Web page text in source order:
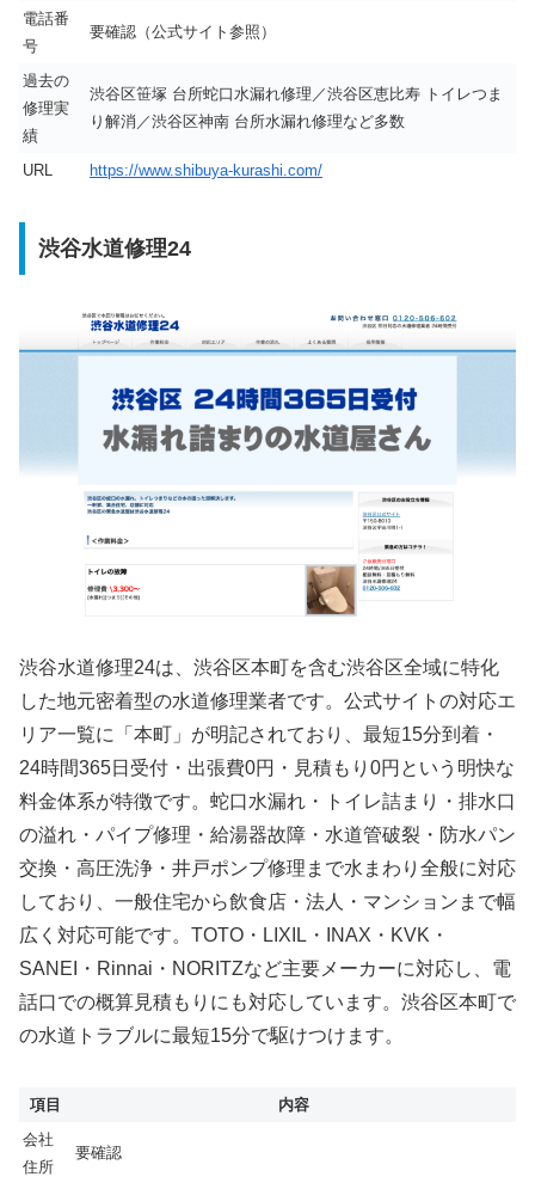
電話番
号
要確認（公式サイト参照）
過去の
修理実
績
渋谷区笹塚 台所蛇口水漏れ修理／渋谷区恵比寿 トイレつま
り解消／渋谷区神南 台所水漏れ修理など多数
URL https://www.shibuya-kurashi.com/
渋谷水道修理24
渋谷水道修理24は、渋谷区本町を含む渋谷区全域に特化
した地元密着型の水道修理業者です。公式サイトの対応エ
リア一覧に「本町」が明記されており、最短15分到着・
24時間365日受付・出張費0円・見積もり0円という明快な
料金体系が特徴です。蛇口水漏れ・トイレ詰まり・排水口
の溢れ・パイプ修理・給湯器故障・水道管破裂・防水パン
交換・高圧洗浄・井戸ポンプ修理まで水まわり全般に対応
しており、一般住宅から飲食店・法人・マンションまで幅
広く対応可能です。TOTO・LIXIL・INAX・KVK・
SANEI・Rinnai・NORITZなど主要メーカーに対応し、電
話口での概算見積もりにも対応しています。渋谷区本町で
の水道トラブルに最短15分で駆けつけます。
項目
内容
会社
住所
要確認